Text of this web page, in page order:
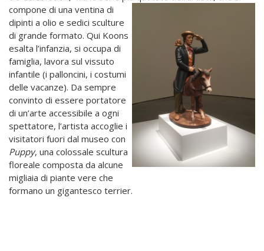
compone di una ventina di
dipinti a olio e sedici sculture
di grande formato. Qui Koons
esalta l’infanzia, si occupa di
famiglia, lavora sul vissuto
infantile (i palloncini, i costumi
delle vacanze). Da sempre
convinto di essere portatore
di un’arte accessibile a ogni
spettatore, l’artista accoglie i
visitatori fuori dal museo con
Puppy, una colossale scultura
floreale composta da alcune
migliaia di piante vere che
formano un gigantesco terrier.